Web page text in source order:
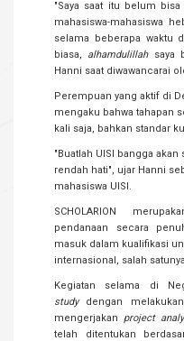
"Saya saat itu belum
mahasiswa-mahasiswa
selama beberapa waktu
biasa, alhamdulillahsaya
Hanni saat diwawancarai
Perempuan yang aktif di
mengaku bahwa tahapan
kali saja, bahkan standar
"Buatlah UISI bangga
rendah hati", ujar Hanni
mahasiswa UISI.
SCHOLARION
pendanaan secara
masuk dalam kualifikasi
internasional, salah
Kegiatan selama di
studydengan
mengerjakan project
telah ditentukan